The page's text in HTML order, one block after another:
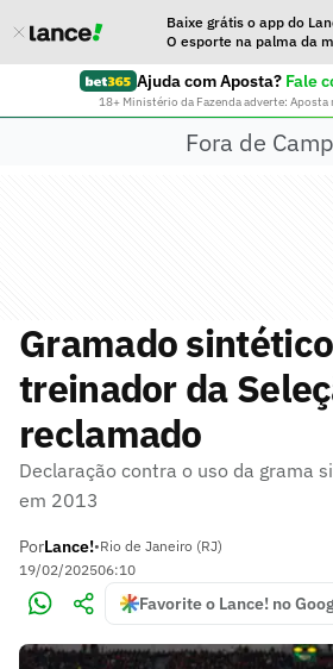
Baixe grátis o app do
O esporte na palma da
Ajuda com Aposta? Fale
18+ Ministério da Fazenda adverte:
Fora de
Gramado
treinador da
reclamado
Declaração contra o uso da grama
em 2013
PorLance!•Rio de Janeiro (RJ)
19/02/202506:10
Favorite o Lance! no